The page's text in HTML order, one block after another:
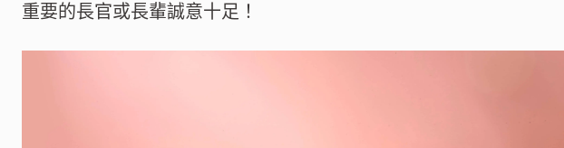
重要的長官或長輩誠意十足！